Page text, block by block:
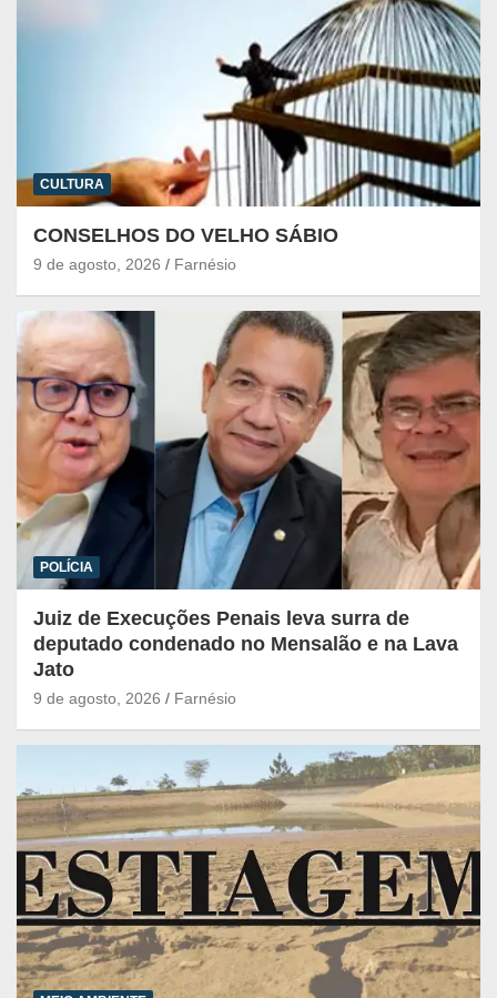
CULTURA
CONSELHOS DO VELHO SÁBIO
9 de agosto, 2026 Farnésio
POLÍCIA
Juiz de Execuções Penais leva surra de
deputado condenado no Mensalão e na Lava
Jato
9 de agosto, 2026 Farnésio